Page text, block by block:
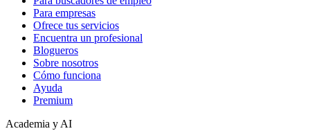
Para empresas
Ofrece tus servicios
Encuentra un profesional
Blogueros
Sobre nosotros
Cómo funciona
Ayuda
Premium
Academia y AI